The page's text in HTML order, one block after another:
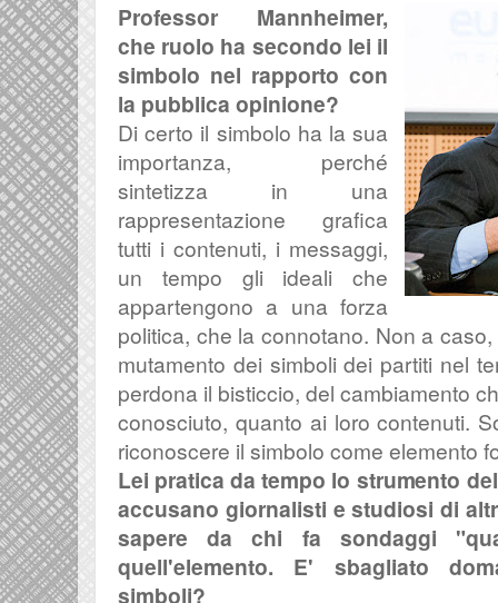
Professor Mannheimer,
che ruolo ha secondo lei il
simbolo nel rapporto con
la pubblica opinione?
Di certo il simbolo ha la sua
importanza, perché
sintetizza in una
rappresentazione grafica
tutti i contenuti, i messaggi,
un tempo gli ideali che
appartengono a una forza
politica, che la connotano. Non a
mutamento dei simboli dei partiti nel
perdona il bisticcio, del cambiamento
conosciuto, quanto ai loro contenuti.
riconoscere il simbolo come elemento
Lei pratica da tempo lo strumento
accusano giornalisti e studiosi di
sapere da chi fa sondaggi
quell'elemento. E' sbagliato
simboli?